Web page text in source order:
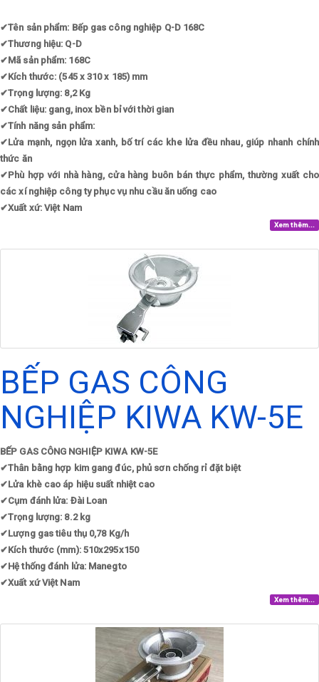
✔Tên sản phẩm: Bếp gas công nghiệp Q-D 168C
✔Thương hiệu: Q-D
✔Mã sản phẩm: 168C
✔Kích thước: (545 x 310 x 185) mm
✔Trọng lượng: 8,2 Kg
✔Chất liệu: gang, inox bền bỉ với thời gian
✔Tính năng sản phẩm:
✔Lửa mạnh, ngọn lửa xanh, bố trí các khe lửa đều nhau, giúp nhanh chính
thức ăn
✔Phù hợp với nhà hàng, cửa hàng buôn bán thực phẩm, thường xuất cho
các xí nghiệp công ty phục vụ nhu cầu ăn uống cao
✔Xuất xứ: Việt Nam
Xem thêm...
BẾP GAS CÔNG
NGHIỆP KIWA KW-5E
BẾP GAS CÔNG NGHIỆP KIWA KW-5E
✔Thân bằng hợp kim gang đúc, phủ sơn chống rỉ đặt biệt
✔Lửa khè cao áp hiệu suất nhiệt cao
✔Cụm đánh lửa: Đài Loan
✔Trọng lượng: 8.2 kg
✔Lượng gas tiêu thụ 0,78 Kg/h
✔Kích thước (mm): 510x295x150
✔Hệ thống đánh lửa: Manegto
✔Xuất xứ Việt Nam
Xem thêm...